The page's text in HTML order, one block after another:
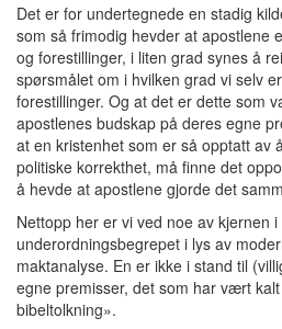
Det er for undertegnede en stadig
som så frimodig hevder at apostlene
og forestillinger, i liten grad synes å
spørsmålet om i hvilken grad vi selv
forestillinger. Og at det er dette som
apostlenes budskap på deres egne
at en kristenhet som er så opptatt av
politiske korrekthet, må finne det
å hevde at apostlene gjorde det
Nettopp her er vi ved noe av kjernen
underordningsbegrepet i lys av
maktanalyse. En er ikke i stand til
egne premisser, det som har vært
bibeltolkning».